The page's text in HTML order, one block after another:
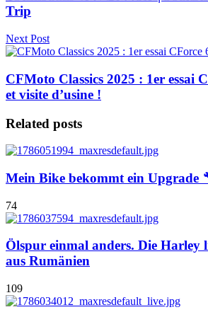
Trip
Next Post
CFMoto Classics 2025 : 1er essai
et visite d’usine !
Related posts
Mein Bike bekommt ein Upgrade
74
Ölspur einmal anders. Die Harley
aus Rumänien
109